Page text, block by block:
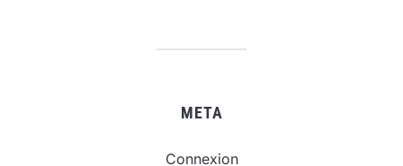
META
Connexion